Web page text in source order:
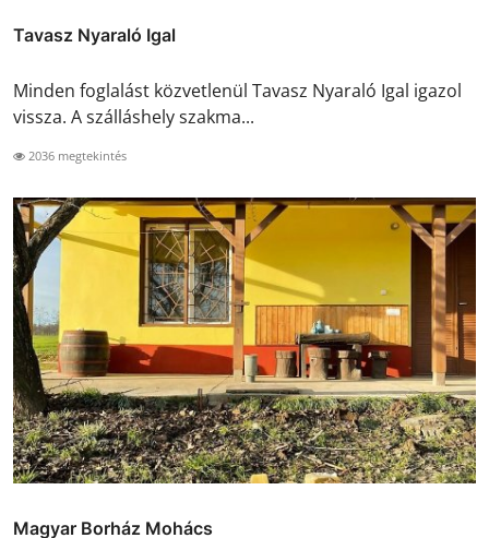
Tavasz Nyaraló Igal
Minden foglalást közvetlenül Tavasz Nyaraló Igal igazol
vissza. A szálláshely szakma...
2036 megtekintés
Magyar Borház Mohács